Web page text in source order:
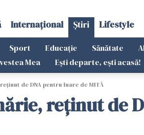
Internațional Știri Lifestyle
Sport Educație Sănătate
Mea
Ești departe, ești acasă!
de DNA pentru luare de MITĂ
reținut de